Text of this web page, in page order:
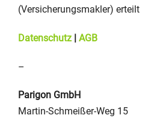
(Versicherungsmakler) erteilt
Datenschutz | AGB
–
Parigon GmbH
Martin-Schmeißer-Weg 15